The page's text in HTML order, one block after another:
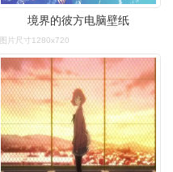
境界的彼方电脑壁纸
图片尺寸1280x720